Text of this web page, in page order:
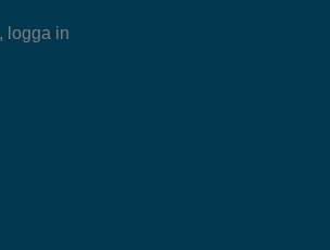
logga in
webbplats, öppnas i nytt fönster.